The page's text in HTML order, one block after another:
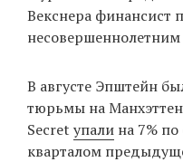
Векснера финансист
В августе Эпштейн
тюрьмы на
Secret упали на 7%
кварталом